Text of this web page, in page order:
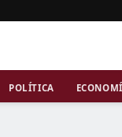
POLÍTICA